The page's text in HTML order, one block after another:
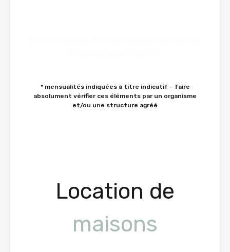
* mensualités indiquées à titre indicatif – faire
absolument vérifier ces éléments par un organisme
et/ou une structure agréé
Location de
maisons